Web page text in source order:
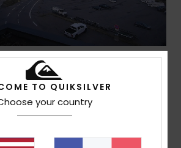
- Tournaboup
TO QUIKSILVER
your country